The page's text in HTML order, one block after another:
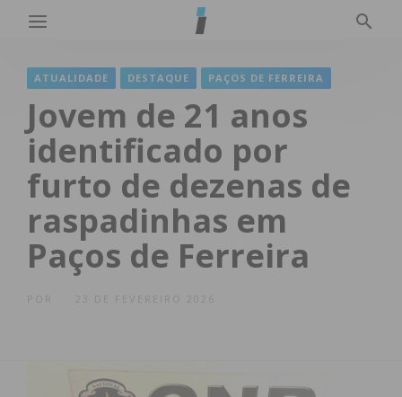
ATUALIDADE DESTAQUE PAÇOS DE FERREIRA
Jovem de 21 anos
identificado por
furto de dezenas de
raspadinhas em
Paços de Ferreira